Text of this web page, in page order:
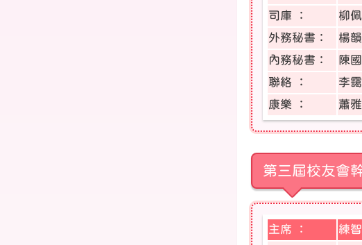
司庫 ：
柳
外務秘書：
楊
內務秘書：
陳
聯絡 ：
李
康樂 ：
蕭
第三屆校友會
主席 ：
練